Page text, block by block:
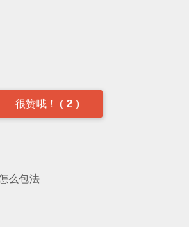
很赞哦！ ( 2 )
么包法